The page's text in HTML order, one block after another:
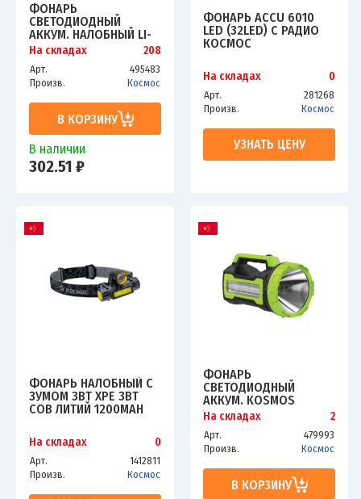
ФОНАРЬ
СВЕТОДИОДНЫЙ
АККУМ. НАЛОБНЫЙ LI-
PO 3ВТ COB ЗАРЯДКА
ОТ 220В КОСМОС KOC-
LIPOH3WCOB
На складах 208
Арт.
495483
Произв.
Космос
В КОРЗИНУ
В наличии
302.51 ₽
ФОНАРЬ ACCU 6010
LED (32LED) С РАДИО
КОСМОС
На складах 0
Арт.
281268
Произв.
Космос
УЗНАТЬ ЦЕНУ
ФОНАРЬ НАЛОБНЫЙ С
ЗУМОМ 3ВТ ХРЕ 3ВТ
СОВ ЛИТИЙ 1200MAH
KOCH103WLITH
На складах 0
Арт.
1412811
Произв.
Космос
ФОНАРЬ
СВЕТОДИОДНЫЙ
АККУМ. KOSMOS
PREMIUM 10W LED БОК.
ПАНЕЛЬ 3ВТ 3 РЕЖИМА
РЕГУЛИРОВКА
ЯРКОСТИ ЗАРЯДНОЕ
УСТРОЙСТВО 220/12В
USB КОСМОС
KOSACCU9110WUSB
На складах 2
Арт.
479993
Произв.
Космос
В КОРЗИНУ